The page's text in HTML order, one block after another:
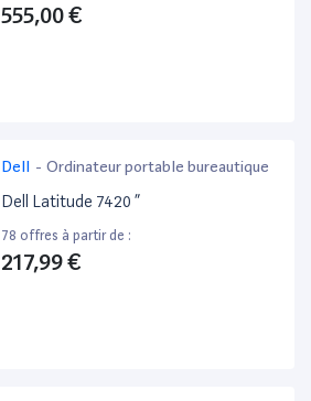
555,00 €
Dell - Ordinateur portable bureautique
Dell Latitude 7420 ”
78 offres à partir de :
217,99 €